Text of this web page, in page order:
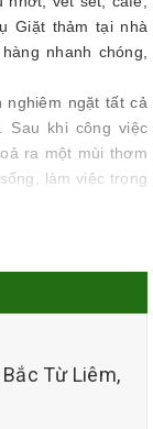
Giặt thảm tại nhà
nhanh chóng,
ngặt tất cả
Sau khi công việc
ra một mùi thơm
làm việc trong
Từ Liêm,